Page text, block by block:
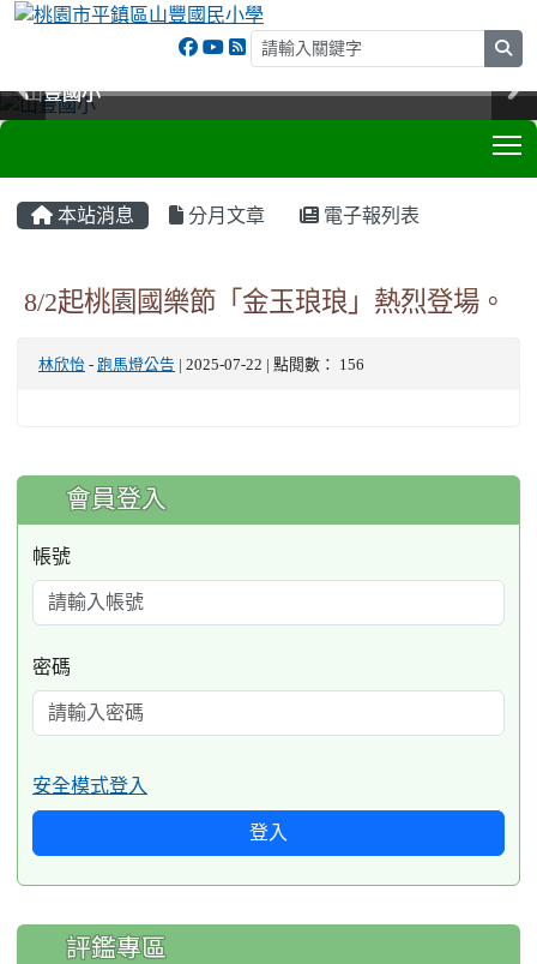
山豐國小
山豐國小
山豐國小
山豐國小
本站消息 分月文章 電子報列表
8/2起桃園國樂節「金玉琅琅」熱烈登場。
林欣怡 - 跑馬燈公告 | 2025-07-22 | 點閱數： 156
:::
會員登入
帳號
密碼
安全模式登入
登入
評鑑專區